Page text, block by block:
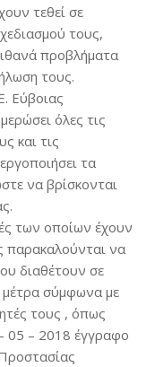
τεθεί σε
τους,
προβλήματα
τους.
Εύβοιας
όλες τις
και τις
τα
να βρίσκονται
των οποίων έχουν
παρακαλούνται να
διαθέτουν σε
μέτρα σύμφωνα με
τους , όπως
05 – 2018 έγγραφο